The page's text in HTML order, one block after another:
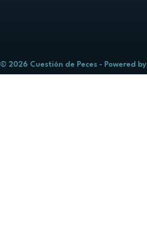
© 2026 Cuestión de Peces - Powered by